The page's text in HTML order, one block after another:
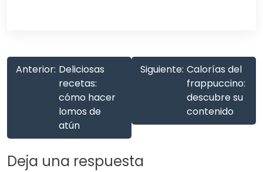
Anterior: Deliciosas
recetas:
cómo hacer
lomos de
atún
Siguiente: Calorías del
frappuccino:
descubre su
contenido
Deja una respuesta